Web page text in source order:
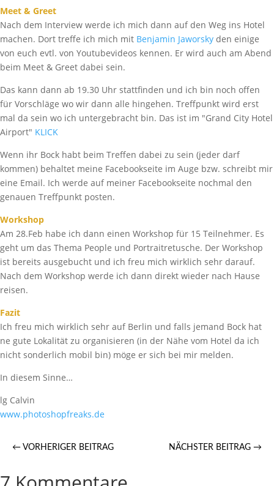
Meet & Greet
Nach dem Interview werde ich mich dann auf den Weg ins Hotel
machen. Dort treffe ich mich mit Benjamin Jaworsky den einige
von euch evtl. von Youtubevideos kennen. Er wird auch am Abend
beim Meet & Greet dabei sein.
Das kann dann ab 19.30 Uhr stattfinden und ich bin noch offen
für Vorschläge wo wir dann alle hingehen. Treffpunkt wird erst
mal da sein wo ich untergebracht bin. Das ist im "Grand City Hotel
Airport" KLICK
Wenn ihr Bock habt beim Treffen dabei zu sein (jeder darf
kommen) behaltet meine Facebookseite im Auge bzw. schreibt mir
eine Email. Ich werde auf meiner Facebookseite nochmal den
genauen Treffpunkt posten.
Workshop
Am 28.Feb habe ich dann einen Workshop für 15 Teilnehmer. Es
geht um das Thema People und Portraitretusche. Der Workshop
ist bereits ausgebucht und ich freu mich wirklich sehr darauf.
Nach dem Workshop werde ich dann direkt wieder nach Hause
reisen.
Fazit
Ich freu mich wirklich sehr auf Berlin und falls jemand Bock hat
ne gute Lokalität zu organisieren (in der Nähe vom Hotel da ich
nicht sonderlich mobil bin) möge er sich bei mir melden.
In diesem Sinne…
lg Calvin
www.photoshopfreaks.de
← VORHERIGER BEITRAG NÄCHSTER BEITRAG →